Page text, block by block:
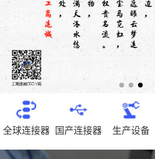
全球连接器 国产连接器 生产设备